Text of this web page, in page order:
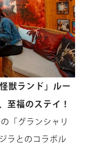
獣ランド」ルー
至福のステイ！
「グランシャリ
ラとのコラボル